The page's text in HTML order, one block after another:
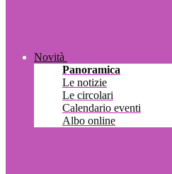
Novità
Panoramica
Le notizie
Le circolari
Calendario eventi
Albo online